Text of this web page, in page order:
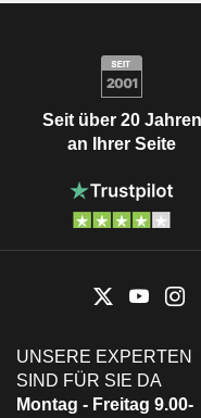
Seit über 20 Jahren
an Ihrer Seite
UNSERE EXPERTEN
SIND FÜR SIE DA
Montag - Freitag 9.00-